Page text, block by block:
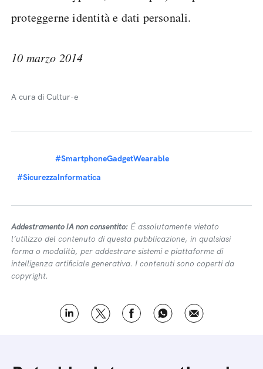
proteggerne identità e dati personali.
10 marzo 2014
A cura di Cultur-e
#SmartphoneGadgetWearable
#SicurezzaInformatica
Addestramento IA non consentito: É assolutamente vietato
l’utilizzo del contenuto di questa pubblicazione, in qualsiasi
forma o modalità, per addestrare sistemi e piattaforme di
intelligenza artificiale generativa. I contenuti sono coperti da
copyright.